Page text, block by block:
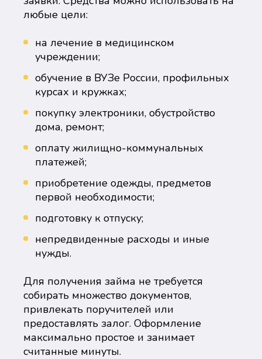
любые цели:
на лечение в медицинском
учреждении;
обучение в ВУЗе России, профильных
курсах и кружках;
покупку электроники, обустройство
дома, ремонт;
оплату жилищно-коммунальных
платежей;
приобретение одежды, предметов
первой необходимости;
подготовку к отпуску;
непредвиденные расходы и иные
нужды.
Для получения займа не требуется
собирать множество документов,
привлекать поручителей или
предоставлять залог. Оформление
максимально простое и занимает
считанные минуты.